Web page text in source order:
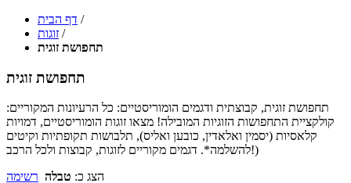
דף הבית /
זוגות /
תחפושת זוגית
תחפושת זוגית
תחפושת זוגית, קבוצתית ודגמים הומוריסטיים: כל הרעיונות המקוריים:
קולקציית התחפושות הזוגיות המובילה! מצאו זוגות הומוריסטיים, דמויות
קלאסיות (יסמין ואלאדין, כובען ואליס), תלבושות תקופתיות וקיטים
להשלמה*. דגמים מקוריים לזוגות, קבוצות ולכל הרכב!)
הצג כ: טבלה רשימה